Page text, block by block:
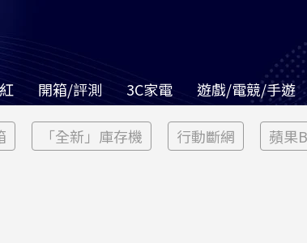
開箱/評測 3C家電 遊戲/電競/手遊
「全新」庫存機 行動斷網 蘋果